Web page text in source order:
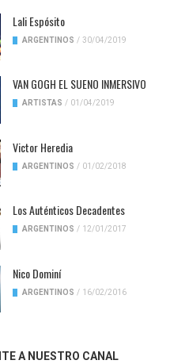
Lali Espósito
ARGENTINOS / 30/04/2019
VAN GOGH EL SUENO INMERSIVO
ARTISTAS / 01/04/2019
Victor Heredia
ARGENTINOS / 01/02/2018
Los Auténticos Decadentes
ARGENTINOS / 12/01/2017
Nico Dominí
ARGENTINOS / 16/02/2016
A NUESTRO CANAL